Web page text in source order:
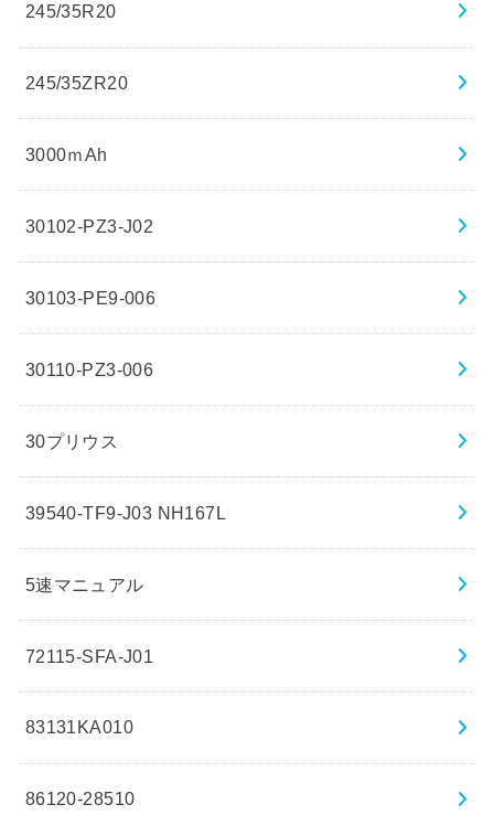
245/35R20
245/35ZR20
3000ｍAh
30102-PZ3-J02
30103-PE9-006
30110-PZ3-006
30プリウス
39540-TF9-J03 NH167L
5速マニュアル
72115-SFA-J01
83131KA010
86120-28510